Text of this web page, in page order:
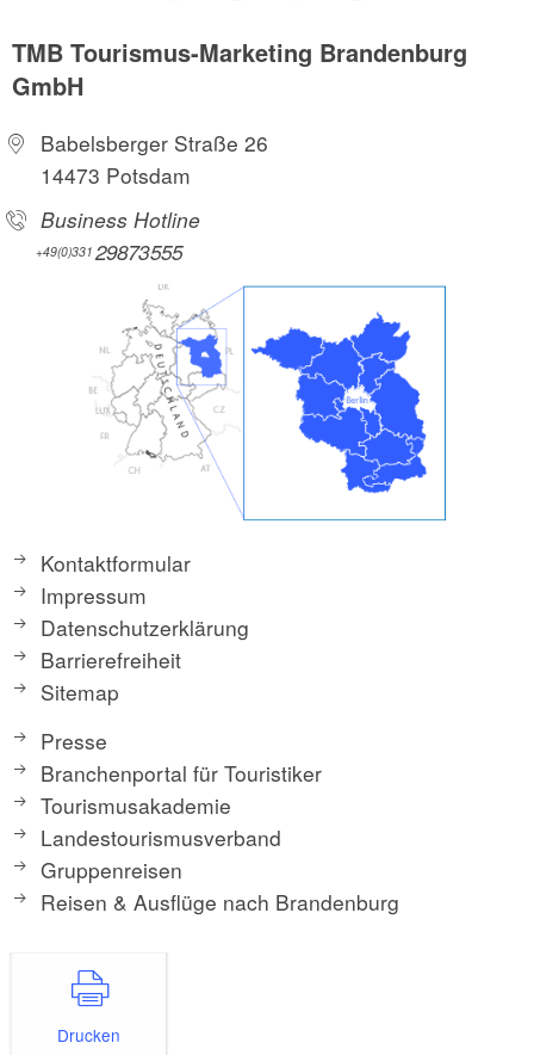
TMB Tourismus-Marketing Brandenburg
GmbH
Babelsberger Straße 26
14473 Potsdam
Business Hotline
+49(0)331 29873555
Kontaktformular
Impressum
Datenschutzerklärung
Barrierefreiheit
Sitemap
Presse
Branchenportal für Touristiker
Tourismusakademie
Landestourismusverband
Gruppenreisen
Reisen & Ausflüge nach Brandenburg
Drucken